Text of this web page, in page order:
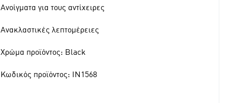
Ανοίγματα για τους αντίχειρες
Ανακλαστικές λεπτομέρειες
Χρώμα προϊόντος: Black
Κωδικός προϊόντος: IN1568